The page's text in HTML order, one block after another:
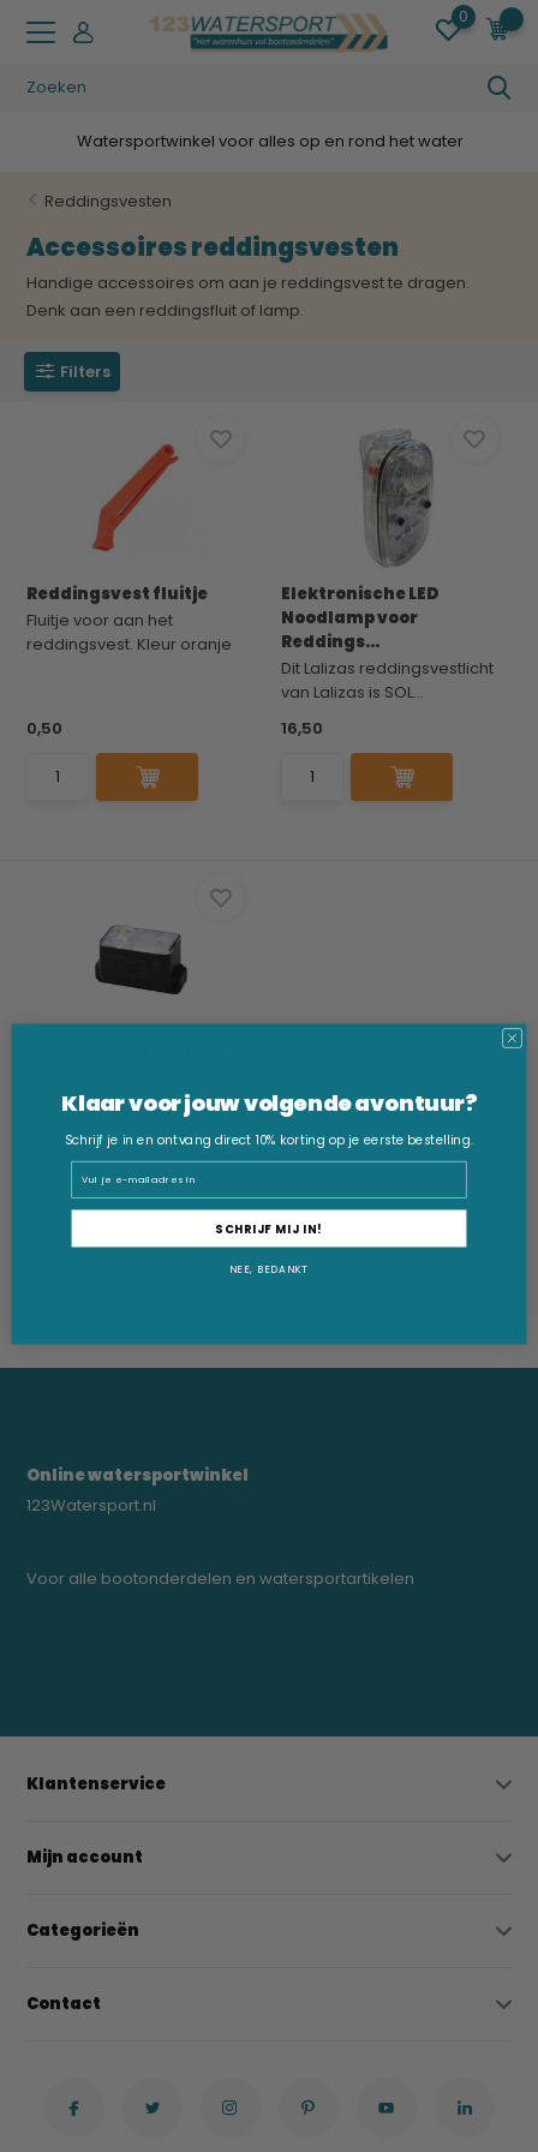
0
Watersportwinkel voor alles op en rond het water
Reddingsvesten
Accessoires reddingsvesten
Handige accessoires om aan je reddingsvest te dragen.
Denk aan een reddingsfluit of lamp.
Filters
Reddingsvest fluitje
Fluitje voor aan het
reddingsvest. Kleur oranje
0,50
Elektronische LED
Noodlamp voor
Reddings...
Dit Lalizas reddingsvestlicht
van Lalizas is SOL...
16,50
Dit Lalizas reddingsvestlicht
Online watersportwinkel
123Watersport.nl
Voor alle bootonderdelen en watersportartikelen
Klantenservice
Mijn account
Categorieën
Contact
Klaar voor jouw volgende avontuur?
Schrijf je in en ontvang direct 10% korting op je eerste bestelling.
SCHRIJF MIJ IN!
NEE, BEDANKT